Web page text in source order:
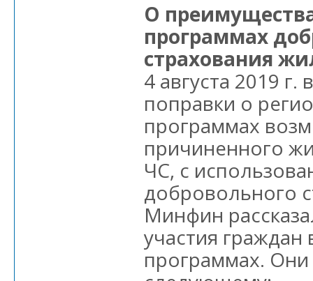
О
программах
страхования
4 августа 2019 г.
поправки о
программах
причиненного
ЧС, с
добровольного
Минфин
участия граждан
программах. Они